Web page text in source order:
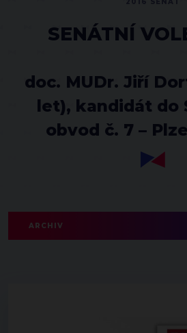
SENÁTNÍ
doc. MUDr. Jiří
let), kandidát do
obvod č. 7 –
ARCHIV